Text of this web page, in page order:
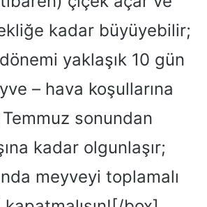
kadar büyüyebilir;
yaklaşık 10 gün
– hava koşullarına
sonundan
kadar olgunlaşır;
meyveyi toplamalı